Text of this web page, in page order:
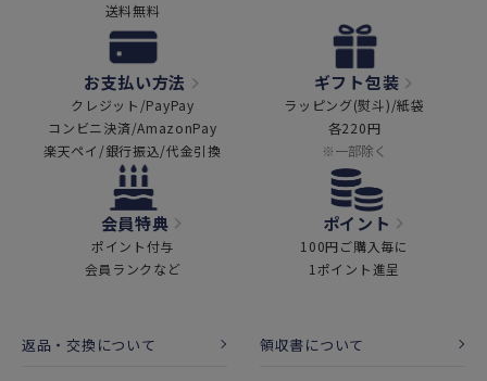
送料無料
お支払い方法
クレジット/PayPay
コンビニ決済/AmazonPay
楽天ペイ/銀行振込/代金引換
ギフト包装
ラッピング(熨斗)/紙袋
各220円
※一部除く
会員特典
ポイント付与
会員ランクなど
ポイント
100円ご購入毎に
1ポイント進呈
返品・交換について 領収書について